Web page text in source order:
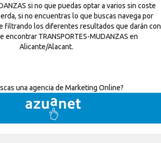
si no que puedas optar a varios sin coste
si no encuentras lo que buscas navega por
filtrando los diferentes resultados que darán con
encontrar TRANSPORTES-MUDANZAS en
Alicante/Alacant.
una agencia de Marketing Online?